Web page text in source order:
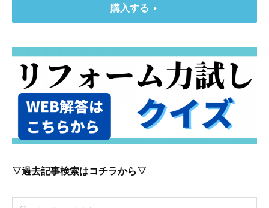
購入する
▽過去記事検索はコチラから▽